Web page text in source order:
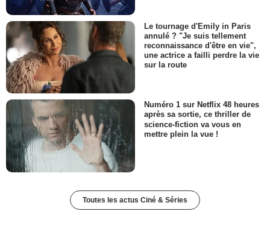
Le tournage d'Emily in Paris
annulé ? "Je suis tellement
reconnaissance d'être en vie",
une actrice a failli perdre la vie
sur la route
Numéro 1 sur Netflix 48 heures
après sa sortie, ce thriller de
science-fiction va vous en
mettre plein la vue !
Toutes les actus Ciné & Séries